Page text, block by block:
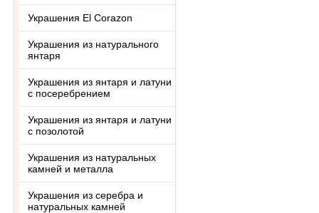
Украшения El Corazon
Украшения из натурального
янтаря
Украшения из янтаря и латуни
с посеребрением
Украшения из янтаря и латуни
с позолотой
Украшения из натуральных
камней и металла
Украшения из серебра и
натуральных камней